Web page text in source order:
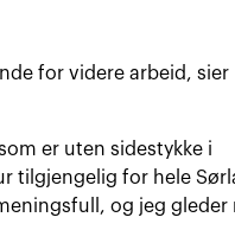
for videre arbeid, sier
er uten sidestykke i
tilgjengelig for hele
og jeg gleder